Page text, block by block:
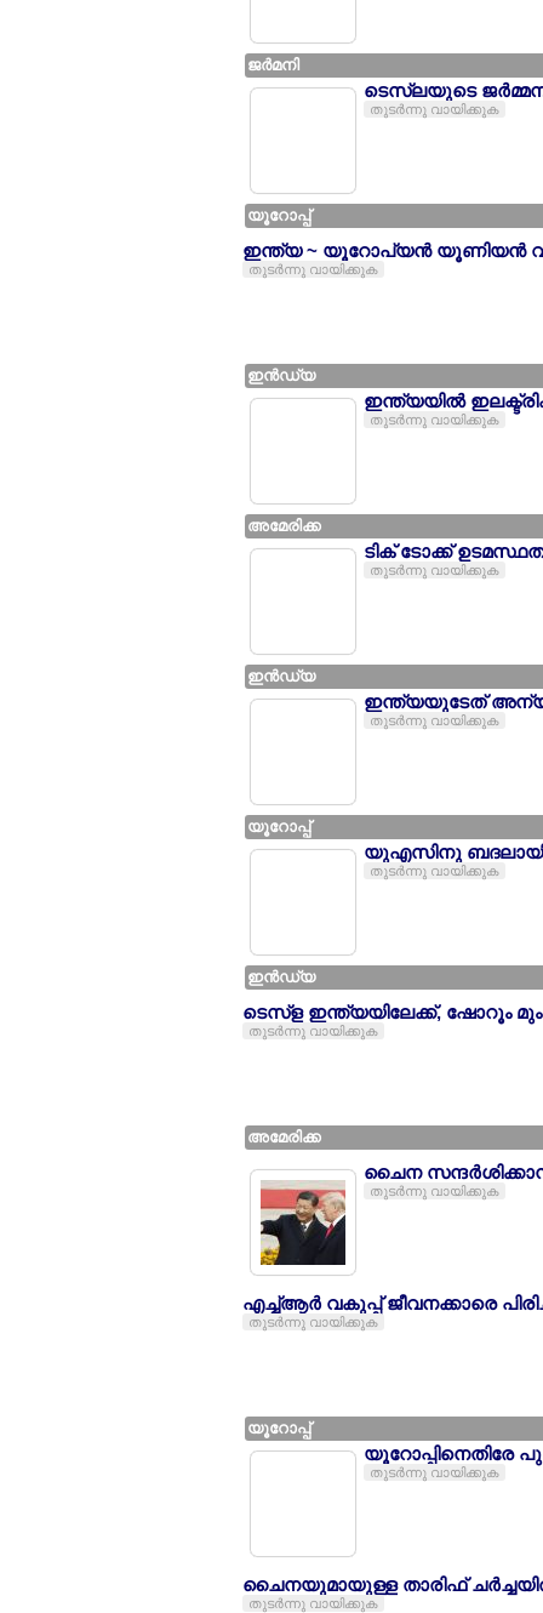
ജര്‍മനി
ടെസ്ലയുടെ
തുടര്‍ന്നു വായിക്കുക
യൂറോപ്പ്
ഇന്ത്യ ~ യൂറോപ്യന്‍ യൂണിയന്‍
തുടര്‍ന്നു വായിക്കുക
ഇന്‍ഡ്യ
ഇന്ത്യയില്‍
തുടര്‍ന്നു വായിക്കുക
അമേരിക്ക
ടിക് ടോക്ക്
തുടര്‍ന്നു വായിക്കുക
ഇന്‍ഡ്യ
ഇന്ത്യയുടേത്
തുടര്‍ന്നു വായിക്കുക
യൂറോപ്പ്
യുഎസിനു ബദലായി
തുടര്‍ന്നു വായിക്കുക
ഇന്‍ഡ്യ
ടെസ്ള ഇന്ത്യയിലേക്ക്, ഷോറൂം
തുടര്‍ന്നു വായിക്കുക
അമേരിക്ക
ചൈന
തുടര്‍ന്നു വായിക്കുക
എച്ച്ആര്‍ വകുപ്പ് ജീവനക്കാരെ
തുടര്‍ന്നു വായിക്കുക
യൂറോപ്പ്
യൂറോപ്പിനെതിരേ
തുടര്‍ന്നു വായിക്കുക
ചൈനയുമായുള്ള താരിഫ്
തുടര്‍ന്നു വായിക്കുക